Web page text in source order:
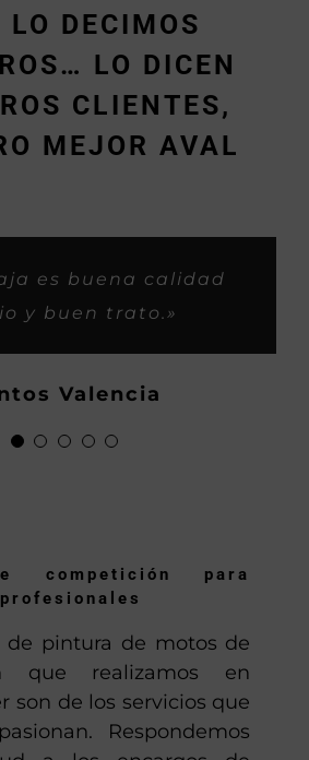
LO DECIMOS
LO DICEN
CLIENTES,
MEJOR AVAL
es buena calidad
y buen trato.»
Valencia
me habeis tratado
como si fueramos
gassss.»
profesionales y
buena para los
y buen trabajo.»
Hector
espectaculares y
gasss.»
P.
competición para
de pintura de motos de
que realizamos en
son de los servicios que
Respondemos